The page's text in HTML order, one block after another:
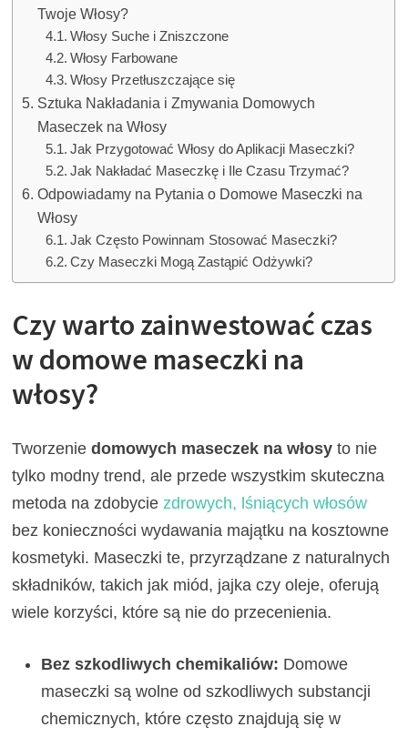
Twoje Włosy?
Włosy Suche i Zniszczone
Włosy Farbowane
Włosy Przetłuszczające się
Sztuka Nakładania i Zmywania Domowych
Maseczek na Włosy
Jak Przygotować Włosy do Aplikacji Maseczki?
Jak Nakładać Maseczkę i Ile Czasu Trzymać?
Odpowiadamy na Pytania o Domowe Maseczki na
Włosy
Jak Często Powinnam Stosować Maseczki?
Czy Maseczki Mogą Zastąpić Odżywki?
Czy warto zainwestować czas
w domowe maseczki na
włosy?
Tworzeniedomowych maseczek na włosy to nie
tylko modny trend, ale przede wszystkim skuteczna
metoda na zdobycie zdrowych, lśniących włosów
bez konieczności wydawania majątku na kosztowne
kosmetyki. Maseczki te, przyrządzane z naturalnych
składników, takich jak miód, jajka czy oleje, oferują
wiele korzyści, które są nie do przecenienia.
Bez szkodliwych chemikaliów: Domowe
maseczki są wolne od szkodliwych substancji
chemicznych, które często znajdują się w